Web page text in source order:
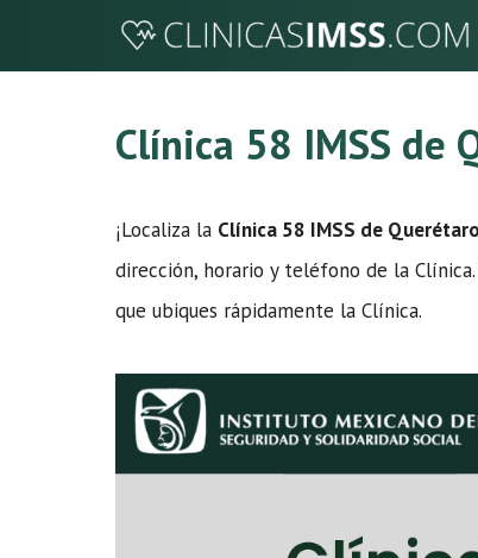
Clínica 58 IMSS de
¡Localiza la Clínica 58 IMSS de Querétaro
dirección, horario y teléfono de la
que ubiques rápidamente la Clínica.